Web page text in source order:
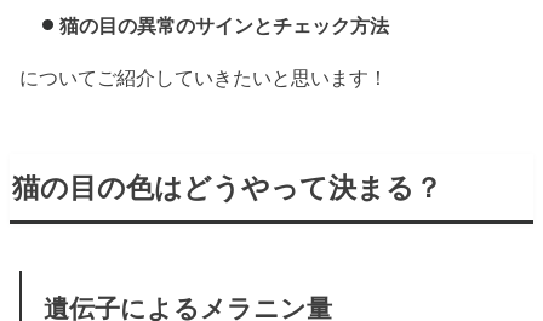
猫の目の異常のサインとチェック方法
についてご紹介していきたいと思います！
猫の目の色はどうやって決まる？
遺伝子によるメラニン量